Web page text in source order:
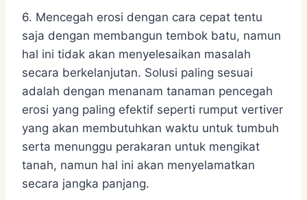
6. Mencegah erosi dengan cara cepat tentu
saja dengan membangun tembok batu, namun
hal ini tidak akan menyelesaikan masalah
secara berkelanjutan. Solusi paling sesuai
adalah dengan menanam tanaman pencegah
erosi yang paling efektif seperti rumput vertiver
yang akan membutuhkan waktu untuk tumbuh
serta menunggu perakaran untuk mengikat
tanah, namun hal ini akan menyelamatkan
secara jangka panjang.